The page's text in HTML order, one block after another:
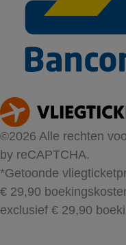
©2026 Alle rechten
by reCAPTCHA.
*Getoonde
€ 29,90
exclusief € 29,90